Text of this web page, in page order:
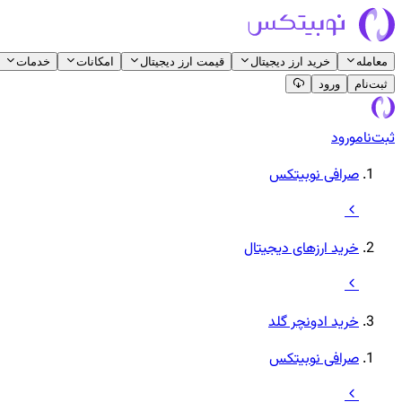
معامله خرید ارز دیجیتال قیمت ارز دیجیتال امکانات خدمات
ثبت‌نام
ورود
ثبت‌نامورود
صرافی نوبیتکس
خرید ارزهای دیجیتال
خرید ادونچر گلد
صرافی نوبیتکس